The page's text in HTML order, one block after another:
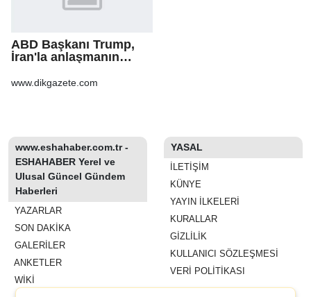
ABD Başkanı Trump,
İran'la anlaşmanın
sağlanabileceğini
www.dikgazete.com
www.eshahaber.com.tr -
ESHAHABER Yerel ve
Ulusal Güncel Gündem
Haberleri
YAZARLAR
SON DAKİKA
GALERİLER
ANKETLER
WİKİ
YASAL
İLETIŞIM
KÜNYE
YAYIN İLKELERI
KURALLAR
GIZLILIK
KULLANICI SÖZLEŞMESI
VERI POLITIKASI